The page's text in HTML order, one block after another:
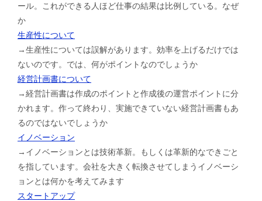
ール。これができる人ほど仕事の結果は比例している。なぜ
か
生産性について
→生産性については誤解があります。効率を上げるだけでは
ないのです。では、何がポイントなのでしょうか
経営計画書について
→経営計画書は作成のポイントと作成後の運営ポイントに分
かれます。作って終わり、実施できていない経営計画書もあ
るのではないでしょうか
イノベーション
→イノベーションとは技術革新。もしくは革新的なできごと
を指しています。会社を大きく転換させてしまうイノベーシ
ョンとは何かを考えてみます
スタートアップ